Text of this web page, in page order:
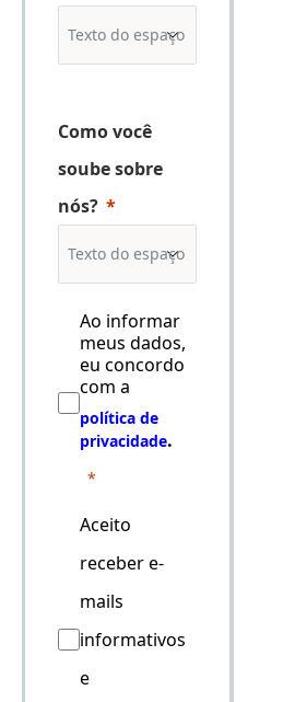
Como você
soube sobre
nós?
Ao informar
meus dados,
eu concordo
com a
política de
privacidade.
Aceito
receber e-
mails
informativos
e